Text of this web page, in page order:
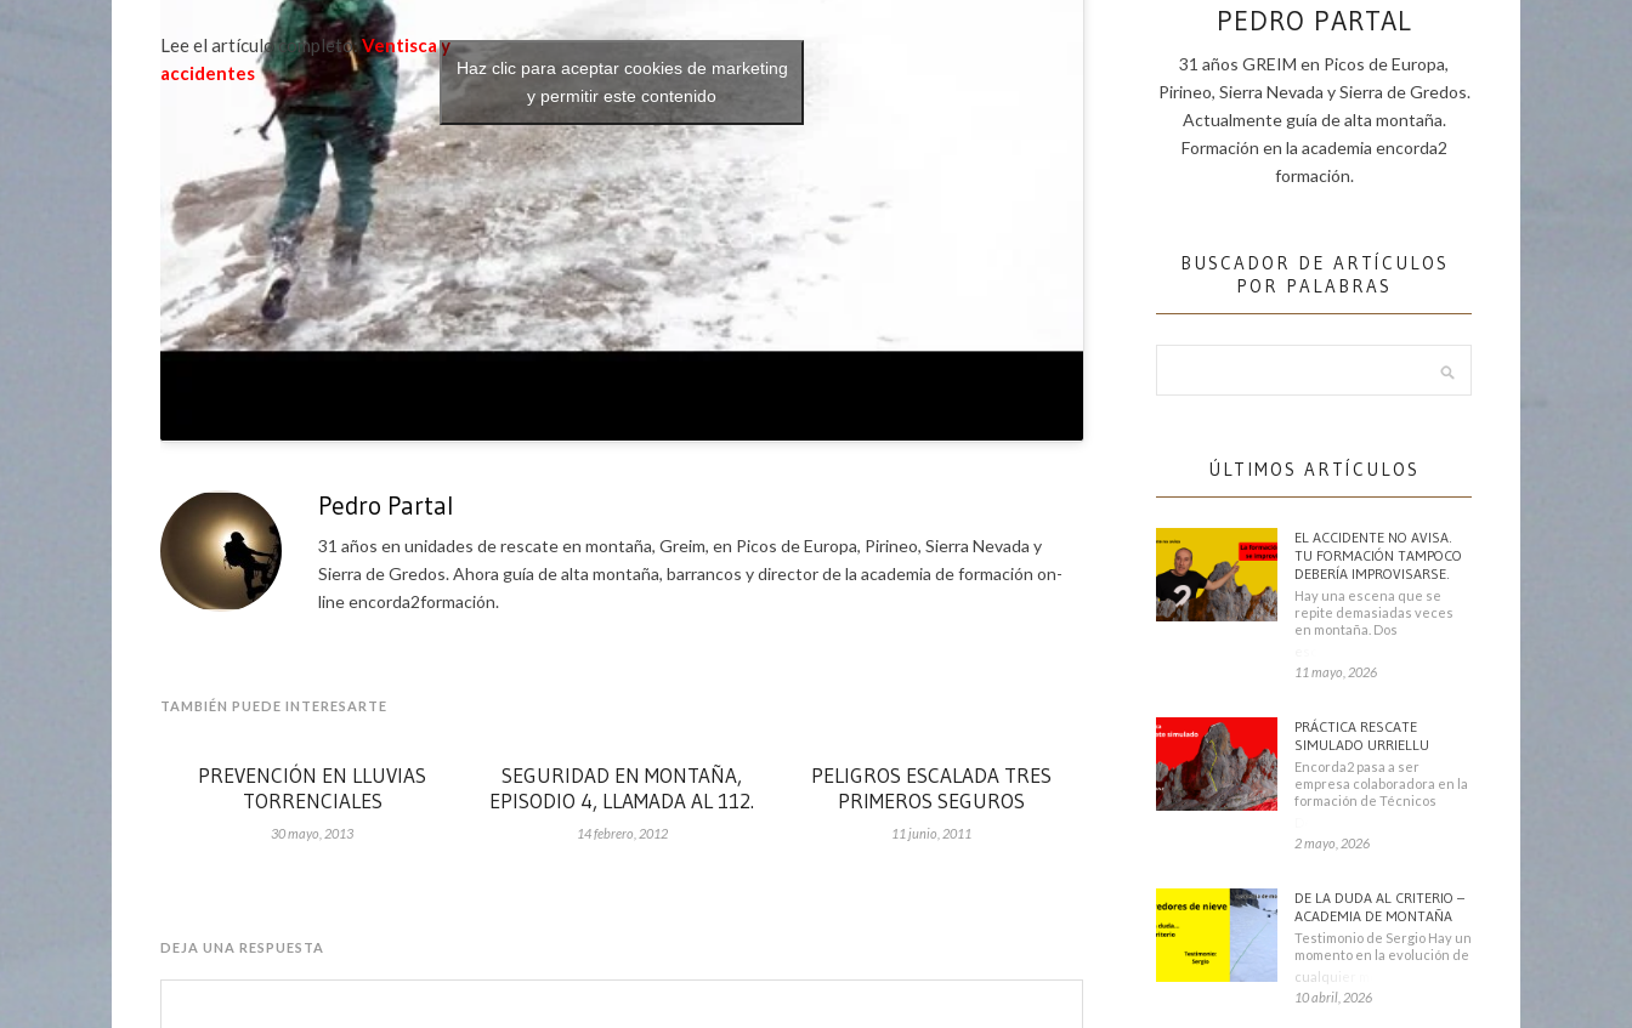
Lee el artículo completo: Ventisca y
accidentes
Haz clic para aceptar cookies de marketing
y permitir este contenido
Pedro Partal
31 años en unidades de rescate en montaña, Greim, en Picos de Europa, Pirineo, Sierra Nevada y
Sierra de Gredos. Ahora guía de alta montaña, barrancos y director de la academia de formación on-
line encorda2formación.
TAMBIÉN PUEDE INTERESARTE
PREVENCIÓN EN LLUVIAS
TORRENCIALES
30 mayo, 2013
SEGURIDAD EN MONTAÑA,
EPISODIO 4, LLAMADA AL 112.
14 febrero, 2012
PELIGROS ESCALADA TRES
PRIMEROS SEGUROS
11 junio, 2011
DEJA UNA RESPUESTA
PEDRO PARTAL
31 años GREIM en Picos de Europa,
Pirineo, Sierra Nevada y Sierra de Gredos.
Actualmente guía de alta montaña.
Formación en la academia encorda2
formación.
BUSCADOR DE ARTÍCULOS
POR PALABRAS
ÚLTIMOS ARTÍCULOS
EL ACCIDENTE NO AVISA.
TU FORMACIÓN TAMPOCO
DEBERÍA IMPROVISARSE.
Hay una escena que se
repite demasiadas veces
en montaña. Dos
11 mayo, 2026
PRÁCTICA RESCATE
SIMULADO URRIELLU
Encorda2 pasa a ser
empresa colaboradora en la
formación de Técnicos
2 mayo, 2026
DE LA DUDA AL CRITERIO –
ACADEMIA DE MONTAÑA
Testimonio de Sergio Hay un
momento en la evolución de
cualquier montañero
10 abril, 2026